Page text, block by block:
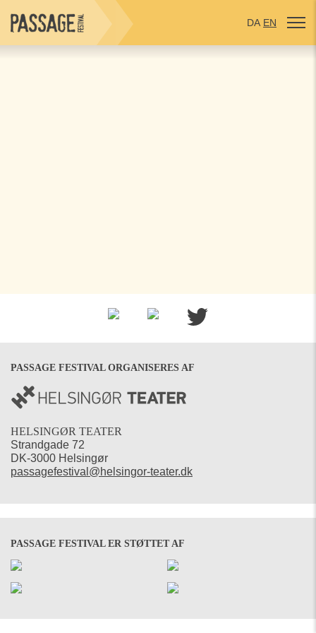
DA EN
PASSAGE FESTIVAL ORGANISERES AF
HELSINGØR TEATER
Strandgade 72
DK-3000 Helsingør
passagefestival@helsingor-teater.dk
PASSAGE FESTIVAL ER STØTTET AF